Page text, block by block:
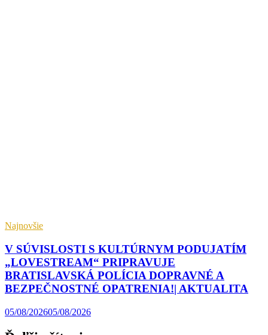
Najnovšie
V SÚVISLOSTI S KULTÚRNYM PODUJATÍM
„LOVESTREAM“ PRIPRAVUJE
BRATISLAVSKÁ POLÍCIA DOPRAVNÉ A
BEZPEČNOSTNÉ OPATRENIA!| AKTUALITA
05/08/202605/08/2026